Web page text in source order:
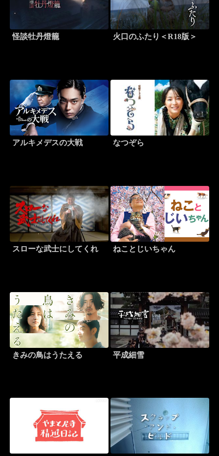
怪談牡丹燈籠 火口のふたり＜R18版＞
アルキメデスの大戦 なつぞら
スローな武士にしてくれ ねことじいちゃん
きみの鳥はうたえる 平成細雪